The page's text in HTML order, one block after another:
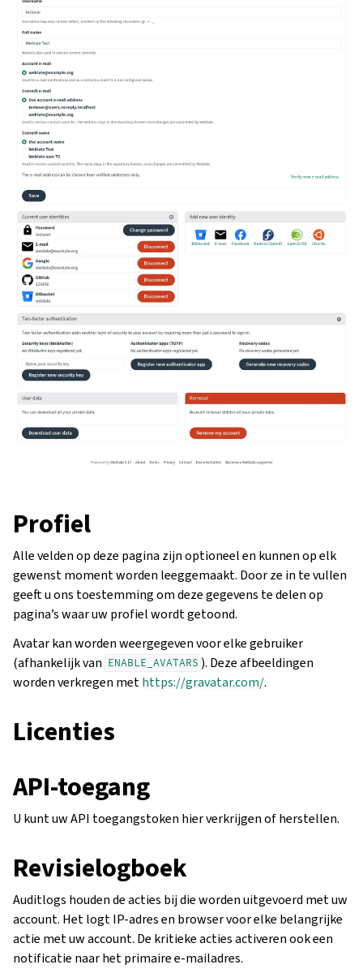
Profiel
Alle velden op deze pagina zijn optioneel en kunnen op elk
gewenst moment worden leeggemaakt. Door ze in te vullen
geeft u ons toestemming om deze gegevens te delen op
pagina’s waar uw profiel wordt getoond.
Avatar kan worden weergegeven voor elke gebruiker
(afhankelijk van ENABLE_AVATARS ). Deze afbeeldingen
worden verkregen methttps://gravatar.com/.
Licenties
API-toegang
U kunt uw API toegangstoken hier verkrijgen of herstellen.
Revisielogboek
Auditlogs houden de acties bij die worden uitgevoerd met uw
account. Het logt IP-adres en browser voor elke belangrijke
actie met uw account. De kritieke acties activeren ook een
notificatie naar het primaire e-mailadres.